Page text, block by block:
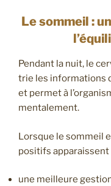
Le sommeil :
Pendant la nuit, le
trie les informations
et permet à
mentalement.
Lorsque le sommeil
positifs apparaissent
une meilleure